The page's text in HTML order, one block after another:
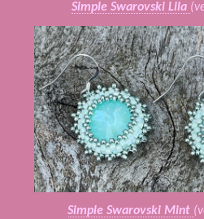
Simple Swarovski Lila
Simple Swarovski Mint